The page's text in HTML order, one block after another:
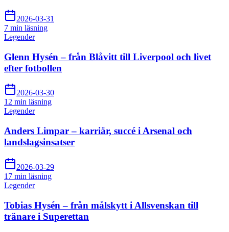
2026-03-31
7 min läsning
Legender
Glenn Hysén – från Blåvitt till Liverpool och livet
efter fotbollen
2026-03-30
12 min läsning
Legender
Anders Limpar – karriär, succé i Arsenal och
landslagsinsatser
2026-03-29
17 min läsning
Legender
Tobias Hysén – från målskytt i Allsvenskan till
tränare i Superettan